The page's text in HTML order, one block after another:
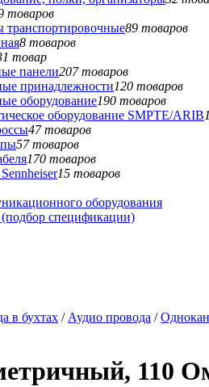
товаров
89 товаров
8 товаров
товар
панели207 товаров
принадлежности120 товаров
оборудование190 товаров
оборудование SMPTE/ARIB
47 товаров
57 товаров
170 товаров
15 товаров
оборудования
спецификации)
в бухтах / Аудио провода /
110